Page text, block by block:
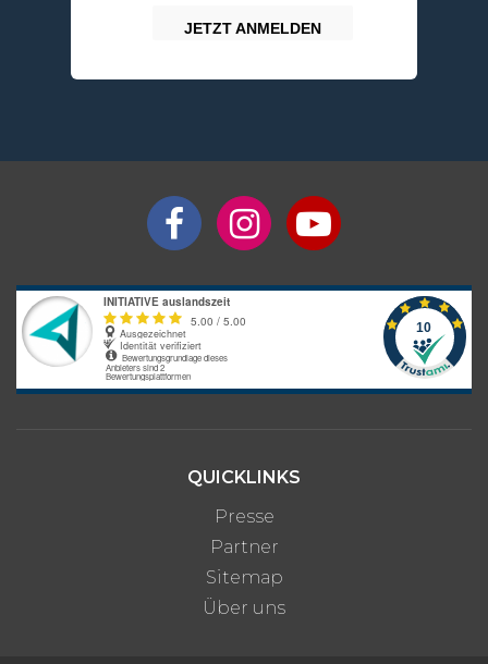
JETZT ANMELDEN
QUICKLINKS
Presse
Partner
Sitemap
Über uns